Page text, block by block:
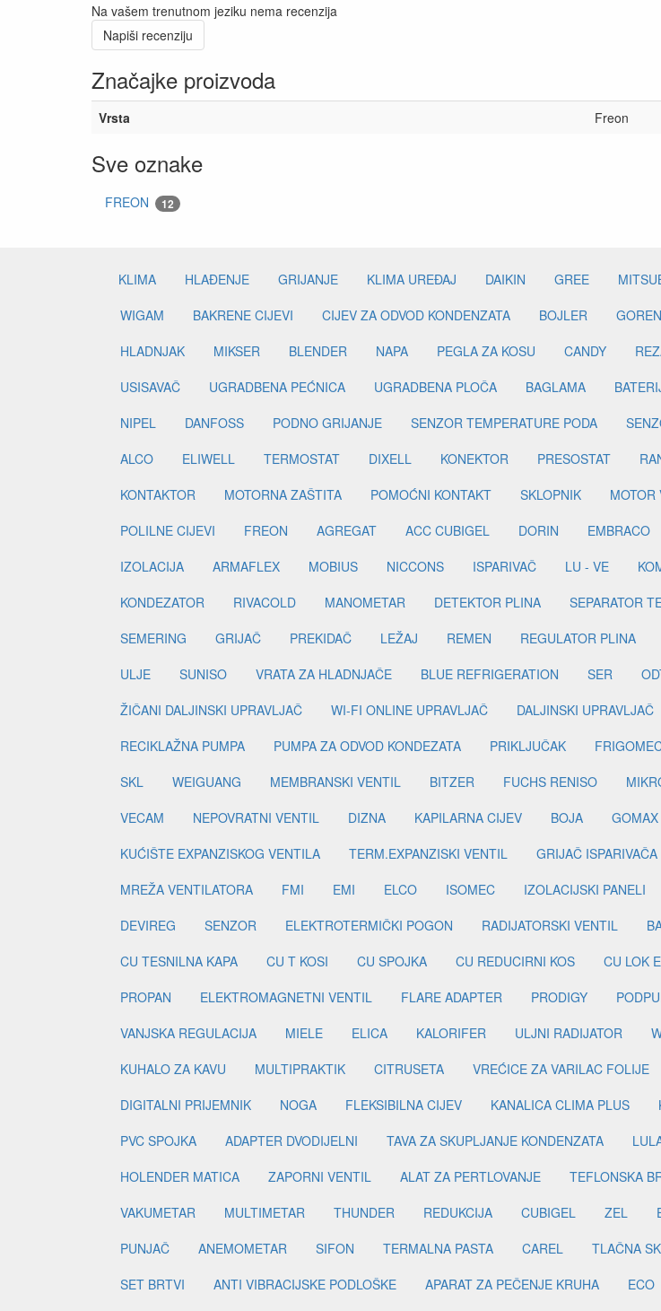
Na vašem trenutnom jeziku nema recenzija
Napiši recenziju
Značajke proizvoda
Vrsta Freon
Sve oznake
FREON 12
KLIMA HLAĐENJE GRIJANJE KLIMA UREĐAJ DAIKIN GREE
WIGAM
BAKRENE CIJEVI CIJEV ZA ODVOD KONDENZATA BOJLER
HLADNJAK
MIKSER BLENDER NAPA PEGLA ZA KOSU CANDY
USISAVAČ
UGRADBENA PEĆNICA UGRADBENA PLOČA BAGLAMA
NIPEL
DANFOSS PODNO GRIJANJE SENZOR TEMPERATURE PODA
ALCO
ELIWELL TERMOSTAT DIXELL KONEKTOR PRESOSTAT
KONTAKTOR
MOTORNA ZAŠTITA POMOĆNI KONTAKT SKLOPNIK MOTOR
POLILNE CIJEVI
FREON AGREGAT ACC CUBIGEL DORIN EMBRACO
IZOLACIJA
ARMAFLEX MOBIUS NICCONS ISPARIVAČ LU - VE
KONDEZATOR
RIVACOLD MANOMETAR DETEKTOR PLINA SEPARATOR
SEMERING
GRIJAČ PREKIDAČ LEŽAJ REMEN REGULATOR PLINA
ULJE
SUNISO VRATA ZA HLADNJAČE BLUE REFRIGERATION SER
ŽIČANI DALJINSKI UPRAVLJAČ
WI-FI ONLINE UPRAVLJAČ DALJINSKI UPRAVLJAČ
RECIKLAŽNA PUMPA
PUMPA ZA ODVOD KONDEZATA PRIKLJUČAK
SKL
WEIGUANG MEMBRANSKI VENTIL BITZER FUCHS RENISO
VECAM
NEPOVRATNI VENTIL DIZNA KAPILARNA CIJEV BOJA GOMAX
KUĆIŠTE EXPANZISKOG VENTILA
TERM.EXPANZISKI VENTIL GRIJAČ ISPARIVAČA
MREŽA VENTILATORA
FMI EMI ELCO ISOMEC IZOLACIJSKI PANELI
DEVIREG
SENZOR ELEKTROTERMIČKI POGON RADIJATORSKI VENTIL
CU TESNILNA KAPA
CU T KOSI CU SPOJKA CU REDUCIRNI KOS CU LOK
PROPAN
ELEKTROMAGNETNI VENTIL FLARE ADAPTER PRODIGY
VANJSKA REGULACIJA
MIELE ELICA KALORIFER ULJNI RADIJATOR
KUHALO ZA KAVU
MULTIPRAKTIK CITRUSETA VREĆICE ZA VARILAC FOLIJE
DIGITALNI PRIJEMNIK
NOGA FLEKSIBILNA CIJEV KANALICA CLIMA PLUS
PVC SPOJKA
ADAPTER DVODIJELNI TAVA ZA SKUPLJANJE KONDENZATA
HOLENDER MATICA
ZAPORNI VENTIL ALAT ZA PERTLOVANJE TEFLONSKA
VAKUMETAR
MULTIMETAR THUNDER REDUKCIJA CUBIGEL ZEL
PUNJAČ
ANEMOMETAR SIFON TERMALNA PASTA CAREL TLAČNA
SET BRTVI
ANTI VIBRACIJSKE PODLOŠKE APARAT ZA PEČENJE KRUHA ECO